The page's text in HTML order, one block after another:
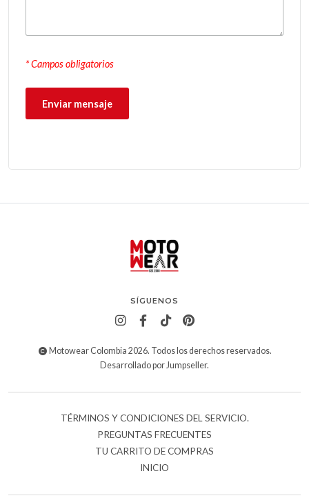
* Campos obligatorios
SÍGUENOS
Motowear Colombia 2026. Todos los derechos reservados.
Desarrollado por Jumpseller.
TÉRMINOS Y CONDICIONES DEL SERVICIO.
PREGUNTAS FRECUENTES
TU CARRITO DE COMPRAS
INICIO